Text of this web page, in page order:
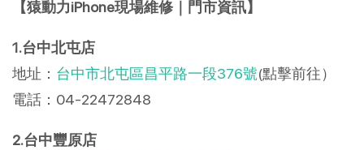
【猿動力iPhone現場維修｜門市資訊】
1.台中北屯店
地址： 台中市北屯區昌平路一段376號(點擊前往）
電話：04-22472848
2.台中豐原店